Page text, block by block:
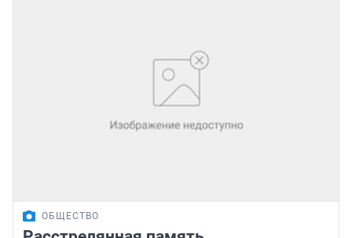
ОБЩЕСТВО